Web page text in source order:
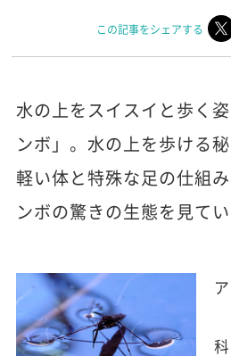
この記事をシェアする
水の上をスイスイと歩く
ンボ」。水の上を歩ける
軽い体と特殊な足の仕組
ンボの驚きの生態を見てい